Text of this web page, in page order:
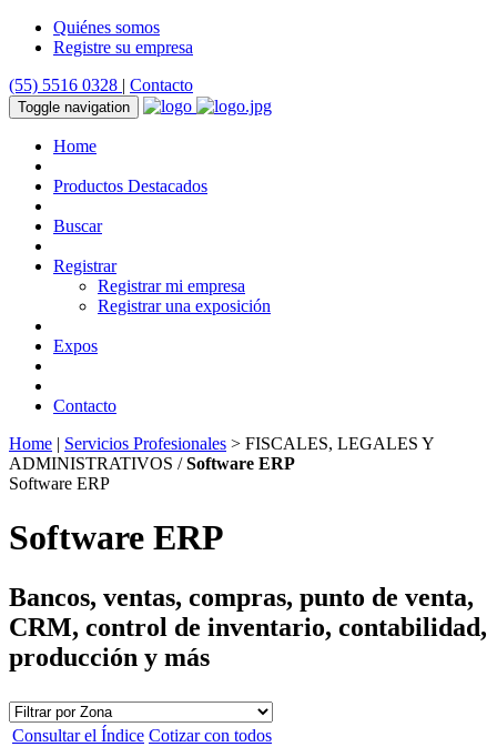
Quiénes somos
Registre su empresa
(55) 5516 0328 | Contacto
Toggle navigation
Home
Productos Destacados
Buscar
Registrar
Registrar mi empresa
Registrar una exposición
Expos
Contacto
Home | Servicios Profesionales > FISCALES, LEGALES Y
ADMINISTRATIVOS /Software ERP
Software ERP
Software ERP
Bancos, ventas, compras, punto de venta,
CRM, control de inventario, contabilidad,
producción y más
Consultar el Índice Cotizar con todos